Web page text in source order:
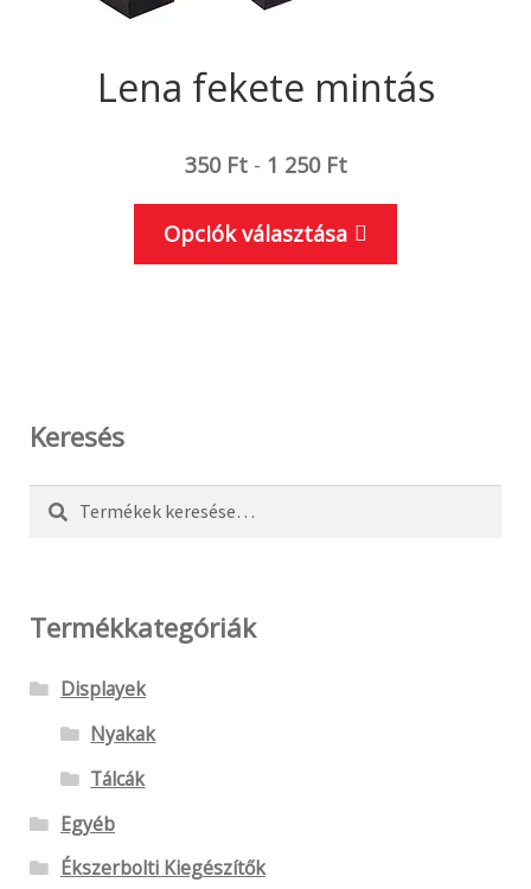
Lena fekete mintás
350 Ft- 1 250 Ft
Opciók választása
a
Keresés
Keresés
Keresés
Termékkategóriák
Displayek
Nyakak
Tálcák
Egyéb
Ékszerbolti Kiegészítők